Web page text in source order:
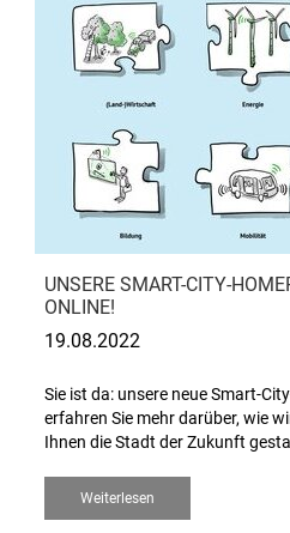
UNSERE SMART-CITY-
ONLINE!
19.08.2022
Sie ist da: unsere neue Smart-
erfahren Sie mehr darüber, wie
Ihnen die Stadt der Zukunft
Weiterlesen